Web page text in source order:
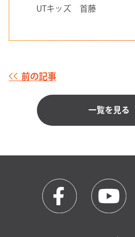
UTキッズ 首藤
前の記事
一覧を見る